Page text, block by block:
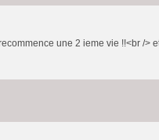
une 2 ieme vie !!<br />